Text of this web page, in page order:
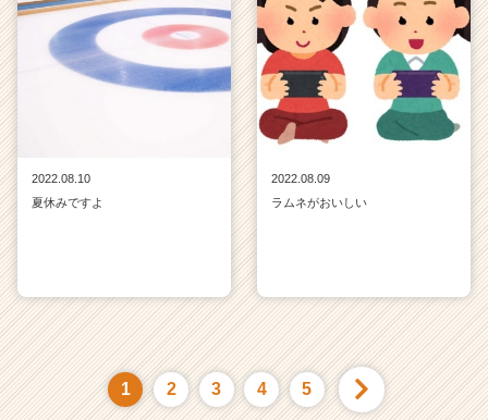
2022.08.10
夏休みですよ
2022.08.09
ラムネがおいしい
1 2 3 4 5